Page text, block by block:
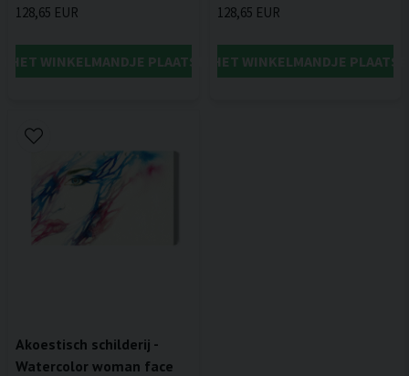
128,65 EUR
HET WINKELMANDJE PLAATSEN
128,65 EUR
IN HET WINKELMANDJE
Akoestisch schilderij -
Watercolor woman face